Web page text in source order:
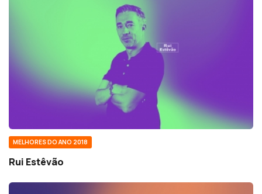
MELHORES DO ANO 2018
Rui Estêvão